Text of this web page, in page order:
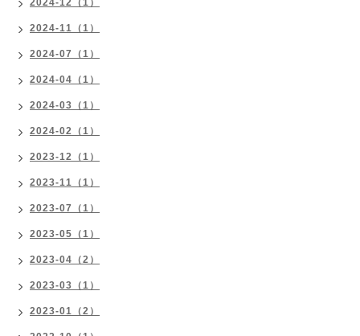
2024-12（1）
2024-11（1）
2024-07（1）
2024-04（1）
2024-03（1）
2024-02（1）
2023-12（1）
2023-11（1）
2023-07（1）
2023-05（1）
2023-04（2）
2023-03（1）
2023-01（2）